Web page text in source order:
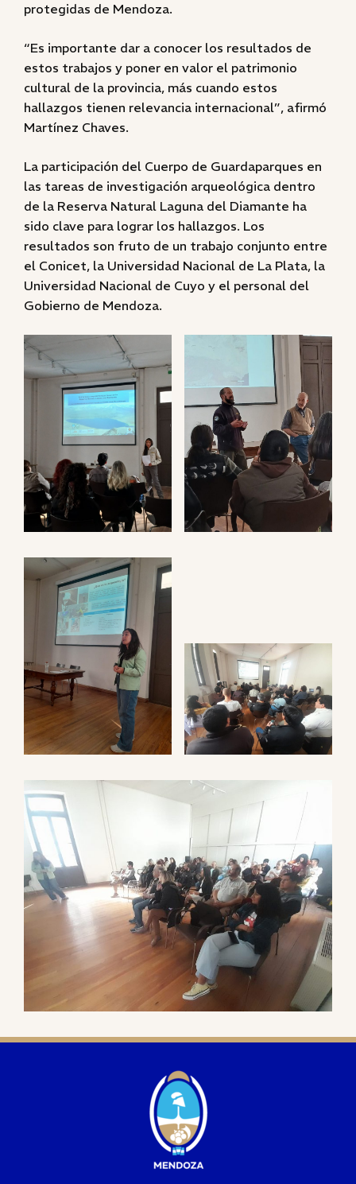
protegidas de Mendoza.
“Es importante dar a conocer los resultados de
estos trabajos y poner en valor el patrimonio
cultural de la provincia, más cuando estos
hallazgos tienen relevancia internacional”, afirmó
Martínez Chaves.
La participación del Cuerpo de Guardaparques en
las tareas de investigación arqueológica dentro
de la Reserva Natural Laguna del Diamante ha
sido clave para lograr los hallazgos. Los
resultados son fruto de un trabajo conjunto entre
el Conicet, la Universidad Nacional de La Plata, la
Universidad Nacional de Cuyo y el personal del
Gobierno de Mendoza.